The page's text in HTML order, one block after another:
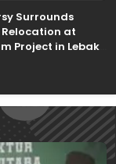
Surrounds
at
Project in Lebak,